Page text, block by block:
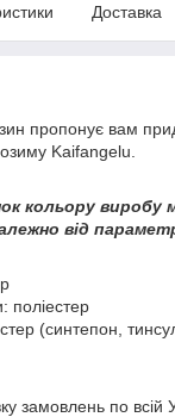
Доставка
пропонує вам
Kaifangelu.
кольору виробу
від
поліестер
(синтепон,
замовлень по всій